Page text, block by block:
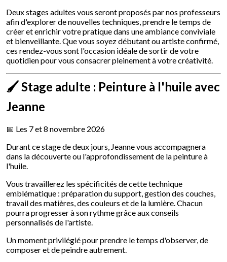
Deux stages adultes vous seront proposés par nos professeurs
afin d'explorer de nouvelles techniques, prendre le temps de
créer et enrichir votre pratique dans une ambiance conviviale
et bienveillante. Que vous soyez débutant ou artiste confirmé,
ces rendez-vous sont l'occasion idéale de sortir de votre
quotidien pour vous consacrer pleinement à votre créativité.
🖌️ Stage adulte : Peinture à l'huile avec
Jeanne
📅 Les 7 et 8 novembre 2026
Durant ce stage de deux jours, Jeanne vous accompagnera
dans la découverte ou l'approfondissement de la peinture à
l'huile.
Vous travaillerez les spécificités de cette technique
emblématique : préparation du support, gestion des couches,
travail des matières, des couleurs et de la lumière. Chacun
pourra progresser à son rythme grâce aux conseils
personnalisés de l'artiste.
Un moment privilégié pour prendre le temps d'observer, de
composer et de peindre autrement.